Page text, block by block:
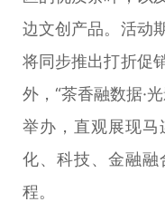
边文创产品。活动
将同步推出打折促
外，“茶香融数据·
举办，直观展现
化、科技、金融
程。